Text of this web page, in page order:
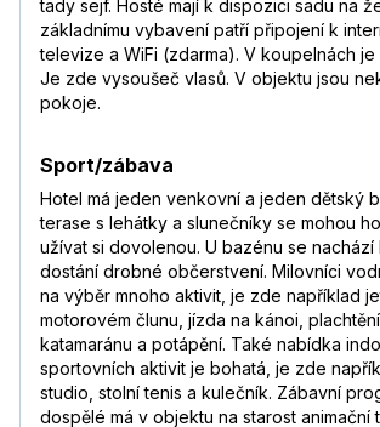
tady sejf. Hosté mají k dispozici sadu na
základnímu vybavení patří připojení k
televize a WiFi (zdarma). V koupelnách
Je zde vysoušeč vlasů. V objektu jsou
pokoje.
Sport/zábava
Hotel má jeden venkovní a jeden dětský
terase s lehátky a slunečníky se mohou
užívat si dovolenou. U bazénu se nachází
dostání drobné občerstvení. Milovníci
na výběr mnoho aktivit, je zde například
motorovém člunu, jízda na kánoi,
katamaránu a potápění. Také nabídka
sportovních aktivit je bohatá, je zde
studio, stolní tenis a kulečník. Zábavní
dospělé má v objektu na starost animační